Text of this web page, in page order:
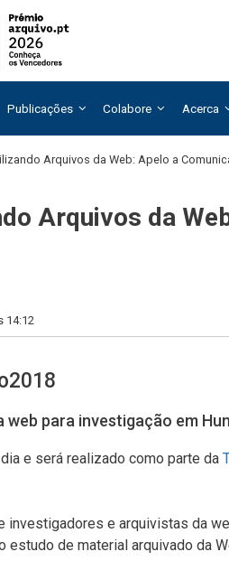
Publicações Colabore Acerca
Arquivos da Web: Apelo a
Arquivos da
14:12
para investigação em
e será realizado como parte da
investigadores e arquivistas da
de material arquivado da